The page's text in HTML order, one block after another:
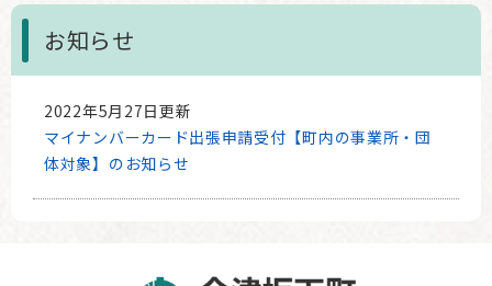
お知らせ
2022年5月27日更新
マイナンバーカード出張申請受付【町内の事業所・団
体対象】のお知らせ